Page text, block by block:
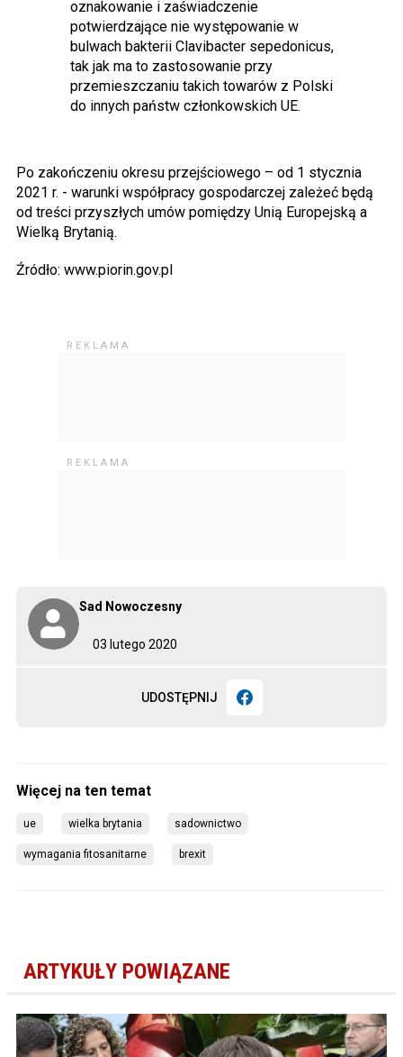
03 lutego 2020
Sad Nowoczesny
UDOSTĘPNIJ
oznakowanie i zaświadczenie
potwierdzające nie występowanie w
bulwach bakterii Clavibacter sepedonicus,
tak jak ma to zastosowanie przy
przemieszczaniu takich towarów z Polski
do innych państw członkowskich UE.
Po zakończeniu okresu przejściowego – od 1 stycznia
2021 r. - warunki współpracy gospodarczej zależeć będą
od treści przyszłych umów pomiędzy Unią Europejską a
Wielką Brytanią.
Źródło: www.piorin.gov.pl
ue wielka brytania sadownictwo
wymagania fitosanitarne brexit
ARTYKUŁY POWIĄZANE